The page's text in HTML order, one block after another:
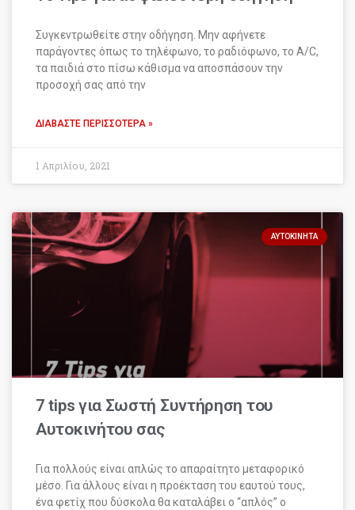
Συγκεντρωθείτε στην οδήγηση. Μην αφήνετε
παράγοντες όπως το τηλέφωνο, το ραδιόφωνο, το A/C,
τα παιδιά στο πίσω κάθισμα να αποσπάσουν την
προσοχή σας από την
ΔΙΑΒΆΣΤΕ ΠΕΡΙΣΣΌΤΕΡΑ »
1 Απριλίου, 2021
ΑΥΤΟΚΊΝΗΤΑ
7 tips για Σωστή Συντήρηση του
Αυτοκινήτου σας
Για πολλούς είναι απλώς το απαραίτητο μεταφορικό
μέσο. Για άλλους είναι η προέκταση του εαυτού τους,
ένα φετίχ που δύσκολα θα καταλάβει ο “απλός” ο